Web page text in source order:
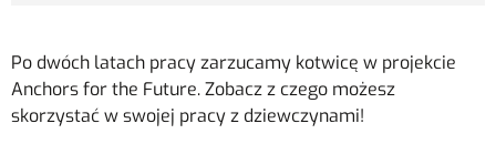
Po dwóch latach pracy zarzucamy kotwicę w projekcie
Anchors for the Future. Zobacz z czego możesz
skorzystać w swojej pracy z dziewczynami!